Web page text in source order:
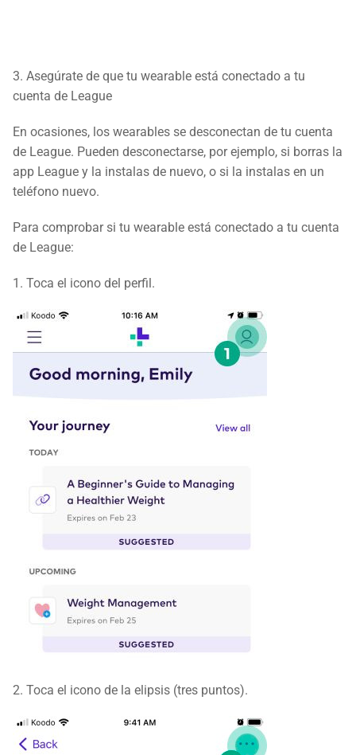
3. Asegúrate de que tu wearable está conectado a tu
cuenta de League
En ocasiones, los wearables se desconectan de tu cuenta
de League. Pueden desconectarse, por ejemplo, si borras la
app League y la instalas de nuevo, o si la instalas en un
teléfono nuevo.
Para comprobar si tu wearable está conectado a tu cuenta
de League:
1. Toca el icono del perfil.
2. Toca el icono de la elipsis (tres puntos).​​​​​​​